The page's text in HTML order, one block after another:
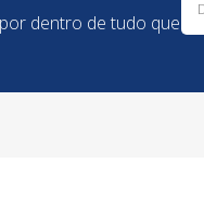
dentro de tudo que